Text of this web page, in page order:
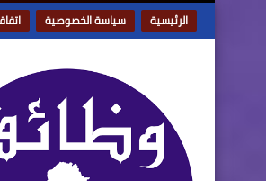
الرئيسية سياسة الخصوصية